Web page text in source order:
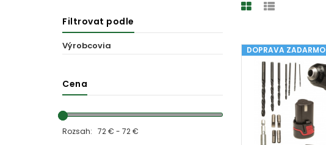
DOPRAVA ZADARMO
Filtrovat podle
Výrobcovia
Cena
Rozsah: 72 € - 72 €